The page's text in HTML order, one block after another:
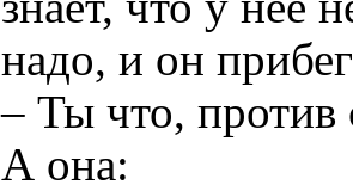
надо, и он
– Ты что, против
А она: